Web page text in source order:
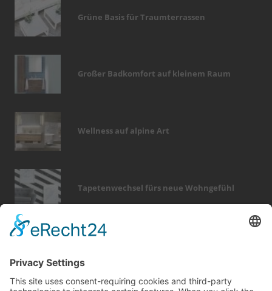
Grüne Basis für Traumterrassen
Großer Badkomfort auf kleinem Raum
Wellness auf alpine Art
Tapetenwechsel fürs neue Wohngefühl